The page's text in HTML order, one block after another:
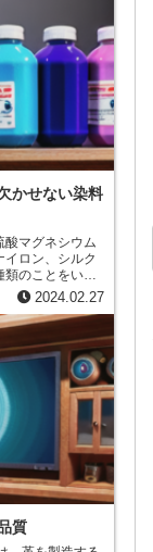
かせない染料
酸マグネシウム
ロン、シルク
類のことをいい
シルクなどのタ
鮮やかな色合
。また、酸性
れます。革は、
性染料で染める
製品は、鮮やか
美しい状態を保
2024.02.27
質